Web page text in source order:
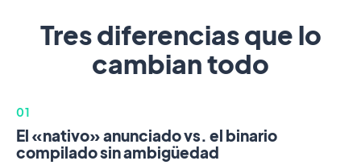
Tres diferencias que lo
cambian todo
01
El «nativo» anunciado vs. el binario
compilado sin ambigüedad